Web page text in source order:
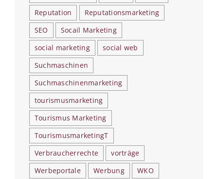
Reputation
Reputationsmarketing
SEO
Socail Marketing
social marketing
social web
Suchmaschinen
Suchmaschinenmarketing
tourismusmarketing
Tourismus Marketing
TourismusmarketingT
Verbraucherrechte
vorträge
Werbeportale
Werbung
WKO